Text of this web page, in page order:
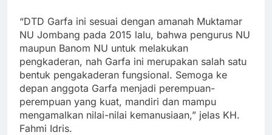
“DTD Garfa ini sesuai dengan amanah Muktamar
NU Jombang pada 2015 lalu, bahwa pengurus NU
maupun Banom NU untuk melakukan
pengkaderan, nah Garfa ini merupakan salah satu
bentuk pengakaderan fungsional. Semoga ke
depan anggota Garfa menjadi perempuan-
perempuan yang kuat, mandiri dan mampu
mengamalkan nilai-nilai kemanusiaan,” jelas KH.
Fahmi Idris.